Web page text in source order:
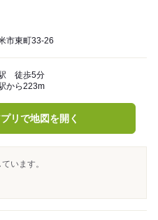
市東町33-26
徒歩5分
から223m
リで地図を開く
います。